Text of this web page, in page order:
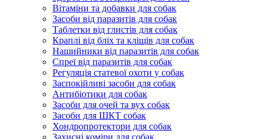
Вітаміни та добавки для собак
Засоби від паразитів для собак
Таблетки від глистів для собак
Краплі від бліх та кліщів для собак
Нашийники від паразитів для собак
Спреї від паразитів для собак
Регуляція статевої охоти у собак
Заспокійливі засоби для собак
Антибіотики для собак
Засоби для очей та вух собак
Засоби для ШКТ собак
Хондропротектори для собак
Захисні коміри для собак